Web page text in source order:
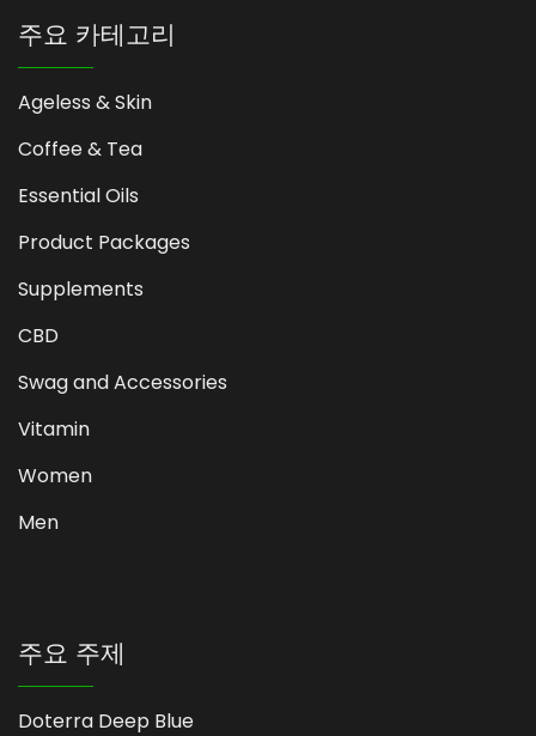
주요 카테고리
Ageless & Skin
Coffee & Tea
Essential Oils
Product Packages
Supplements
CBD
Swag and Accessories
Vitamin
Women
Men
주요 주제
Doterra Deep Blue